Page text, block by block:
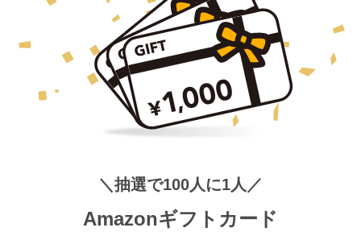
＼抽選で100人に1人／
Amazonギフトカード